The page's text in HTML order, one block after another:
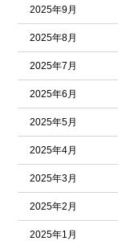
2025年9月
2025年8月
2025年7月
2025年6月
2025年5月
2025年4月
2025年3月
2025年2月
2025年1月